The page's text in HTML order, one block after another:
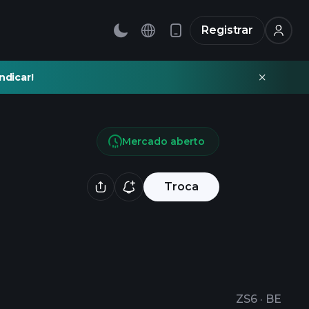
Registrar
Troca
ZS6 · BE
Mercado aberto